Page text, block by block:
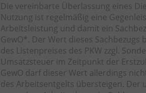
Die vereinbarte Überlassung eines
Nutzung ist regelmäßig eine
Arbeitsleistung und damit ein
GewO*. Der Wert dieses
des Listenpreises des PKW zzgl.
Umsatzsteuer im Zeitpunkt der
GewO darf dieser Wert allerdings
des Arbeitsentgelts übersteigen. Der